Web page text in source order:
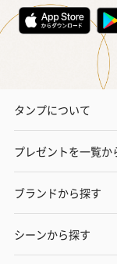
スイーツを同梱して
です。
（レモン＆紅茶）（
円）
タンプについて
プレゼントを一覧か
ブランドから探す
シーンから探す